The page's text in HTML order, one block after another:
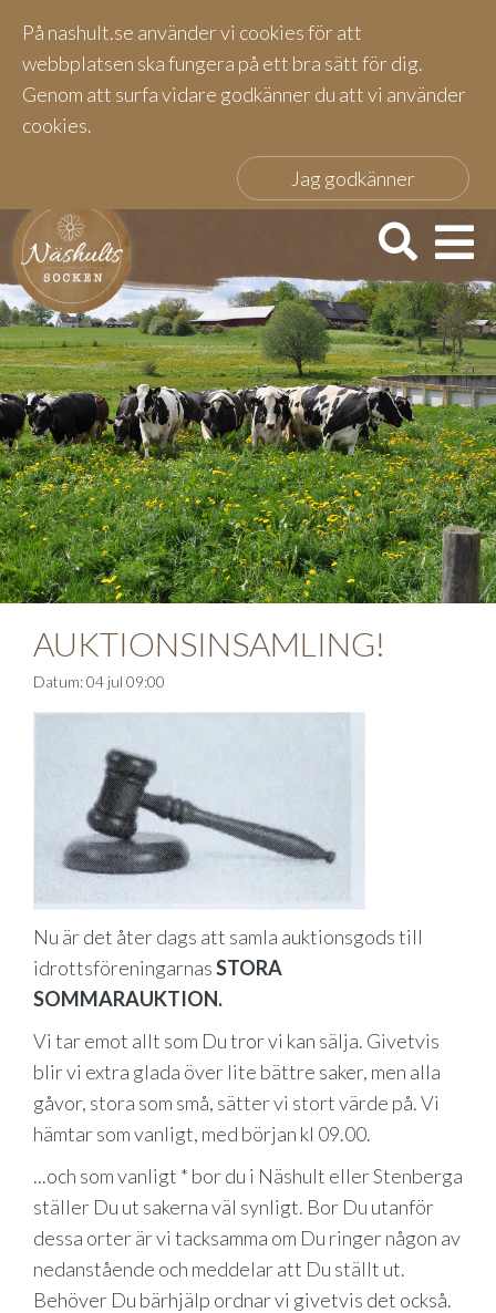
På nashult.se använder vi cookies för att
webbplatsen ska fungera på ett bra sätt för dig.
Genom att surfa vidare godkänner du att vi använder
cookies.
Jag godkänner
AUKTIONSINSAMLING!
Datum: 04 jul 09:00
Nu är det åter dags att samla auktionsgods till
idrottsföreningarnasSTORA
SOMMARAUKTION.
Vi tar emot allt som Du tror vi kan sälja. Givetvis
blir vi extra glada över lite bättre saker, men alla
gåvor, stora som små, sätter vi stort värde på. Vi
hämtar som vanligt, med början kl 09.00.
...och som vanligt * bor du i Näshult eller Stenberga
ställer Du ut sakerna väl synligt. Bor Du utanför
dessa orter är vi tacksamma om Du ringer någon av
nedanstående och meddelar att Du ställt ut.
Behöver Du bärhjälp ordnar vi givetvis det också.